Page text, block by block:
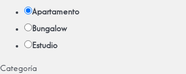
Apartamento
Bungalow
Estudio
Categoría